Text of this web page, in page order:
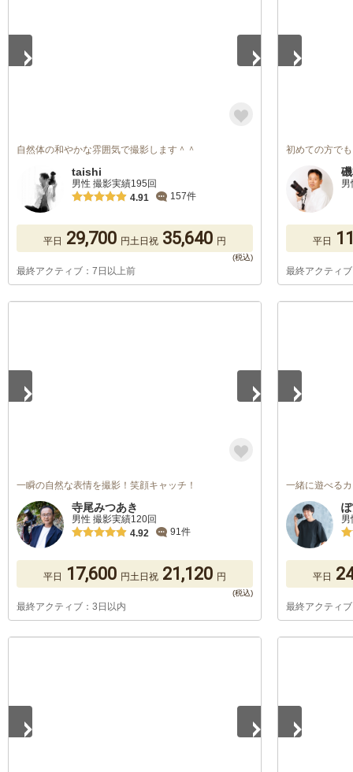
自然体の和やかな雰囲気で撮影します＾＾
taishi
男性 撮影実績195回
4.91
157件
平日 29,700 円土日祝 35,640 円
最終アクティブ：7日以上前
初めての方で
男
平日
最終アクティ
一瞬の自然な表情を撮影！笑顔キャッチ！
寺尾みつあき
男性 撮影実績120回
4.92
91件
平日 17,600 円土日祝 21,120 円
最終アクティブ：3日以内
一緒に遊べる
平日
最終アクティ